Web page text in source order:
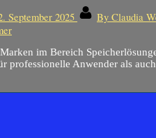
September 2025 By Claudia
im Bereich
professionelle Anwender als